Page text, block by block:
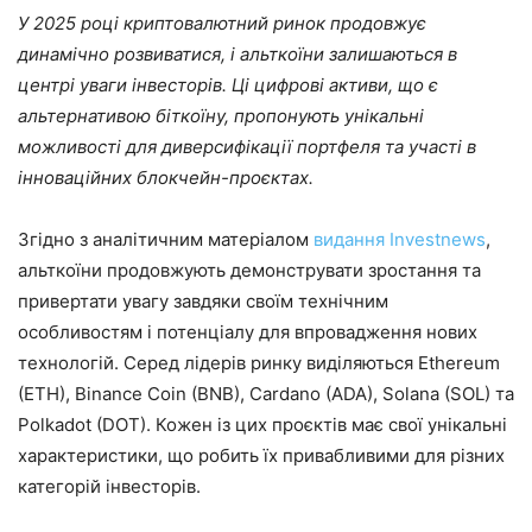
У 2025 році криптовалютний ринок продовжує
динамічно розвиватися, і альткоїни залишаються в
центрі уваги інвесторів. Ці цифрові активи, що є
альтернативою біткоїну, пропонують унікальні
можливості для диверсифікації портфеля та участі в
інноваційних блокчейн-проєктах.​
Згідно з аналітичним матеріалом видання Investnews,
альткоїни продовжують демонструвати зростання та
привертати увагу завдяки своїм технічним
особливостям і потенціалу для впровадження нових
технологій. Серед лідерів ринку виділяються Ethereum
(ETH), Binance Coin (BNB), Cardano (ADA), Solana (SOL) та
Polkadot (DOT). Кожен із цих проєктів має свої унікальні
характеристики, що робить їх привабливими для різних
категорій інвесторів.​